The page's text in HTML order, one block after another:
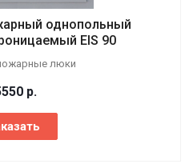
однопольный
EIS 90
люки
р.